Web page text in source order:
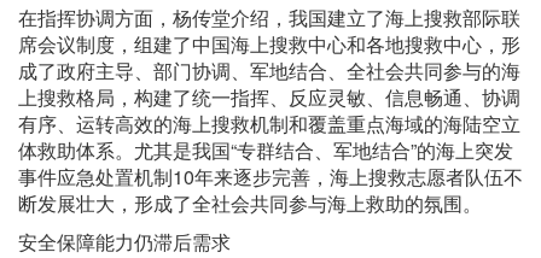
在指挥协调方面，杨传堂介绍，我国建立了海上搜救部际联
席会议制度，组建了中国海上搜救中心和各地搜救中心，形
成了政府主导、部门协调、军地结合、全社会共同参与的海
上搜救格局，构建了统一指挥、反应灵敏、信息畅通、协调
有序、运转高效的海上搜救机制和覆盖重点海域的海陆空立
体救助体系。尤其是我国“专群结合、军地结合”的海上突发
事件应急处置机制10年来逐步完善，海上搜救志愿者队伍不
断发展壮大，形成了全社会共同参与海上救助的氛围。
安全保障能力仍滞后需求